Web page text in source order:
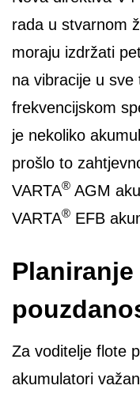
rada u stvarnom
moraju izdržati
na vibracije u
frekvencijskom
je nekoliko
prošlo to
VARTA® AGM
VARTA® EFB
Za voditelje flote
akumulatori